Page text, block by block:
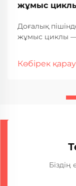
жұмыс
Доғалық
жұмыс циклы —
маңызды
Көбірек қарау
Біздің